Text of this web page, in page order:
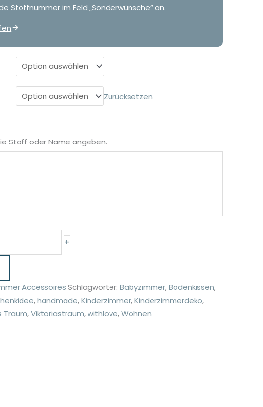
Stoffnummer im Feld „Sonderwünsche“ an.
Zurücksetzen
Stoff oder Name angeben.
+
Accessoires Schlagwörter:Babyzimmer,Bodenkissen,
,handmade,Kinderzimmer,Kinderzimmerdeko,
Traum,Viktoriastraum,withlove,Wohnen